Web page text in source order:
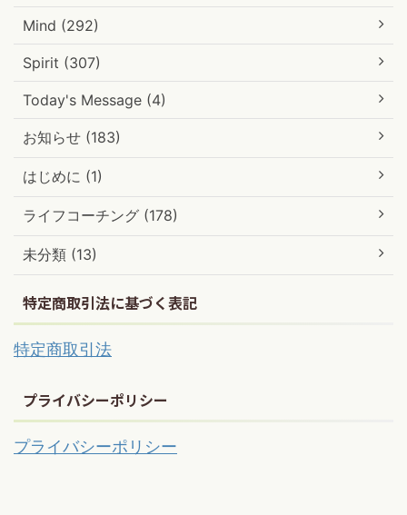
Mind (292)
Spirit (307)
Today's Message (4)
お知らせ (183)
はじめに (1)
ライフコーチング (178)
未分類 (13)
特定商取引法に基づく表記
特定商取引法
プライバシーポリシー
プライバシーポリシー